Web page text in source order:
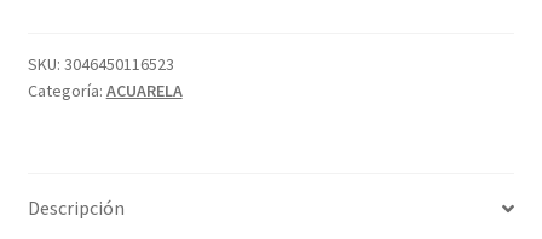
ACUA
SENNELIER
SKU: 3046450116523
Categoría: ACUARELA
Descripción